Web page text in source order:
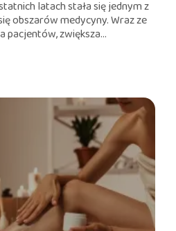
latach stała się jednym z
obszarów medycyny. Wraz ze
zwiększa...